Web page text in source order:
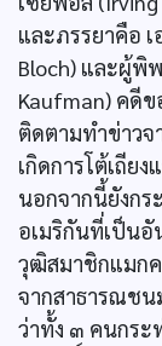
และภรรยาคือ เ
Bloch) และผู้พิ
Kaufman) คดีข
ติดตามทำข่าว
เกิดการโต้เถีย
นอกจากนี้ยังกร
อเมริกันที่เป็นอั
วุฒิสมาชิกแมก
จากสาธารณช
ว่าทั้ง ๓ คนกร